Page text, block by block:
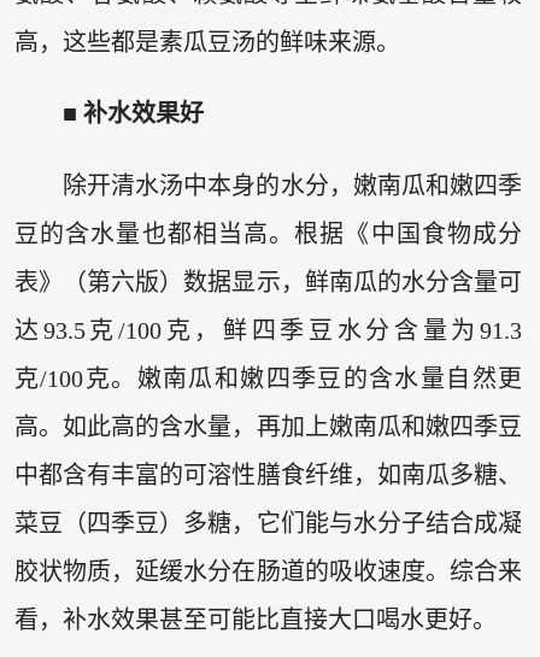
高，这些都是素瓜豆汤的鲜味来源。
■ 补水效果好
除开清水汤中本身的水分，嫩南瓜和嫩四季
豆的含水量也都相当高。根据《中国食物成分
表》（第六版）数据显示，鲜南瓜的水分含量可
达93.5克/100克，鲜四季豆水分含量为91.3
克/100克。嫩南瓜和嫩四季豆的含水量自然更
高。如此高的含水量，再加上嫩南瓜和嫩四季豆
中都含有丰富的可溶性膳食纤维，如南瓜多糖、
菜豆（四季豆）多糖，它们能与水分子结合成凝
胶状物质，延缓水分在肠道的吸收速度。综合来
看，补水效果甚至可能比直接大口喝水更好。